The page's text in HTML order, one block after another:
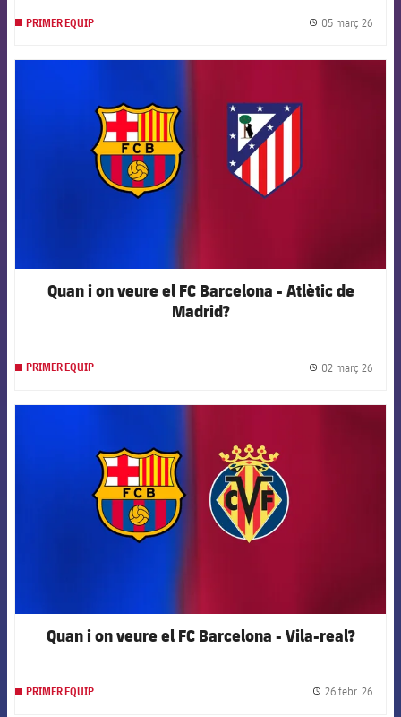
PRIMER EQUIP 05 març 26
Quan i on veure el FC Barcelona - Atlètic de
Madrid?
PRIMER EQUIP 02 març 26
Quan i on veure el FC Barcelona - Vila-real?
PRIMER EQUIP 26 febr. 26